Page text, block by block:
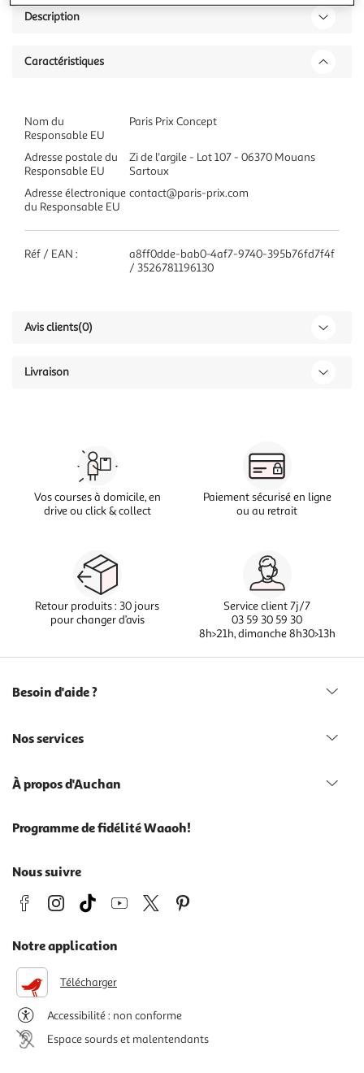
Description
Caractéristiques
Nom du
Responsable EU
Paris Prix Concept
Adresse postale du
Responsable EU
Zi de l'argile - Lot 107 - 06370 Mouans
Sartoux
Adresse électronique
du Responsable EU
contact@paris-prix.com
Réf / EAN :
a8ff0dde-bab0-4af7-9740-395b76fd7f4f
/ 3526781196130
Avis clients(0)
Livraison
Vos courses à domicile, en
drive ou click & collect
Paiement sécurisé en ligne
ou au retrait
Retour produits : 30 jours
pour changer d’avis
Service client 7j/7
03 59 30 59 30
8h>21h, dimanche 8h30>13h
Besoin d'aide ?
Nos services
À propos d'Auchan
Programme de fidélité Waaoh!
Nous suivre
Notre application
Télécharger
Accessibilité : non conforme
Espace sourds et malentendants